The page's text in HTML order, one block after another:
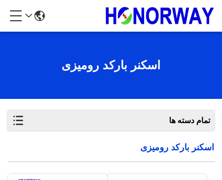
اسکنر بارکد رومیزی
تمام دسته ها
اسکنر بارکد رومیزی